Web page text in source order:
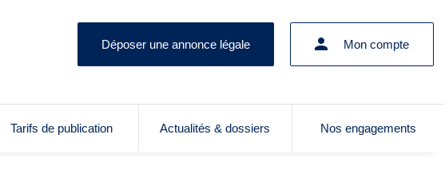
Déposer une annonce légale Mon compte
Tarifs de publication Actualités & dossiers Nos engagements